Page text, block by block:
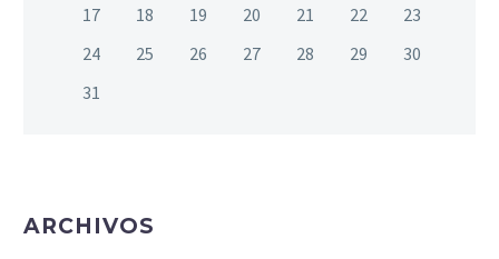
17
18 19 20 21 22
23
24
25 26 27 28 29
30
31
ARCHIVOS